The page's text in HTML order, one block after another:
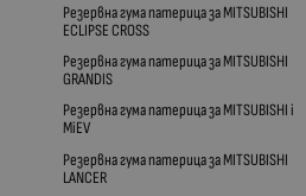
Резервна гума патерица за MITSUBISHI
ECLIPSE CROSS
Резервна гума патерица за MITSUBISHI
GRANDIS
Резервна гума патерица за MITSUBISHI i
MiEV
Резервна гума патерица за MITSUBISHI
LANCER